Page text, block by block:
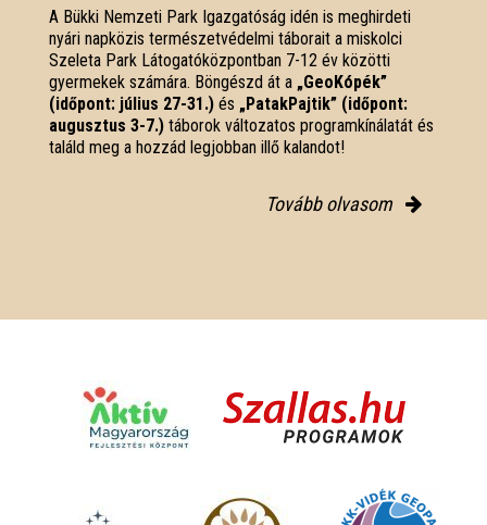
A Bükki Nemzeti Park Igazgatóság idén is meghirdeti
nyári napközis természetvédelmi táborait a miskolci
Szeleta Park Látogatóközpontban 7-12 év közötti
gyermekek számára. Böngészd át a „GeoKópék”
(időpont: július 27-31.) és „PatakPajtik” (időpont:
augusztus 3-7.) táborok változatos programkínálatát és
találd meg a hozzád legjobban illő kalandot!
Tovább olvasom